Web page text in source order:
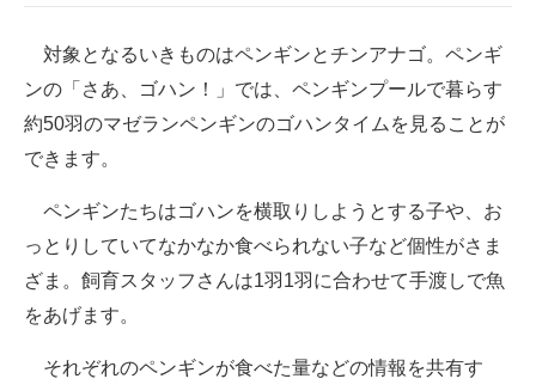
電子設計の基本と応用
エネルギーの専門メディア
建設×テクノロジーの最前線
ちょっと気になるネットの話題
対象となるいきものはペンギンとチンアナゴ。ペンギ
ンの「さあ、ゴハン！」では、ペンギンプールで暮らす
約50羽のマゼランペンギンのゴハンタイムを見ることが
できます。
ペンギンたちはゴハンを横取りしようとする子や、お
っとりしていてなかなか食べられない子など個性がさま
ざま。飼育スタッフさんは1羽1羽に合わせて手渡しで魚
をあげます。
それぞれのペンギンが食べた量などの情報を共有す